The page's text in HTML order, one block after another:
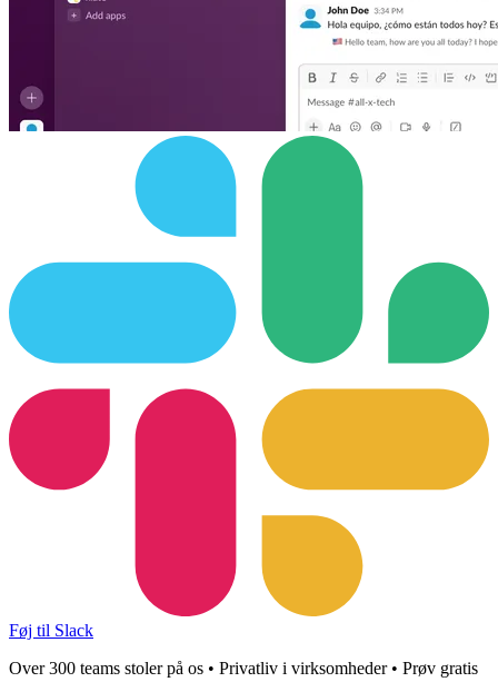
Føj til Slack
Over 300 teams stoler på os • Privatliv i virksomheder • Prøv gratis